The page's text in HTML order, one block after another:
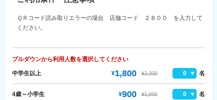
ＱＲコード読み取りエラーの場合 店舗コード ２８００ を入力して
ください。
プルダウンから利用人数を選択してください
中学生以上 ¥1,800 ¥2,000 0 名
4歳～小学生 ¥900 ¥1,000 0 名